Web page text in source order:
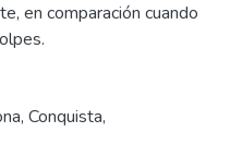
en comparación cuando
, Conquista,